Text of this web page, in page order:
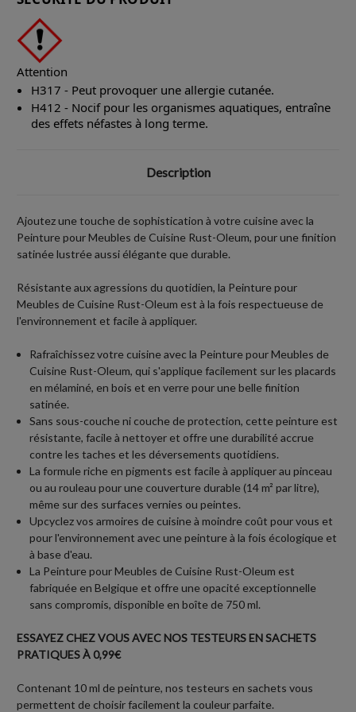
Attention
H317 - Peut provoquer une allergie cutanée.
H412 - Nocif pour les organismes aquatiques, entraîne
des effets néfastes à long terme.
Description
Ajoutez une touche de sophistication à votre cuisine avec la
Peinture pour Meubles de Cuisine Rust-Oleum, pour une finition
satinée lustrée aussi élégante que durable.
Résistante aux agressions du quotidien, la Peinture pour
Meubles de Cuisine Rust-Oleum est à la fois respectueuse de
l'environnement et facile à appliquer.
Rafraîchissez votre cuisine avec la Peinture pour Meubles de
Cuisine Rust-Oleum, qui s'applique facilement sur les placards
en mélaminé, en bois et en verre pour une belle finition
satinée.
Sans sous-couche ni couche de protection, cette peinture est
résistante, facile à nettoyer et offre une durabilité accrue
contre les taches et les déversements quotidiens.
La formule riche en pigments est facile à appliquer au pinceau
ou au rouleau pour une couverture durable (14 m² par litre),
même sur des surfaces vernies ou peintes.
Upcyclez vos armoires de cuisine à moindre coût pour vous et
pour l'environnement avec une peinture à la fois écologique et
à base d'eau.
La Peinture pour Meubles de Cuisine Rust-Oleum est
fabriquée en Belgique et offre une opacité exceptionnelle
sans compromis, disponible en boîte de 750 ml.
ESSAYEZ CHEZ VOUS AVEC NOS TESTEURS EN SACHETS
PRATIQUES À 0,99€
Contenant 10 ml de peinture, nos testeurs en sachets vous
permettent de choisir facilement la couleur parfaite.